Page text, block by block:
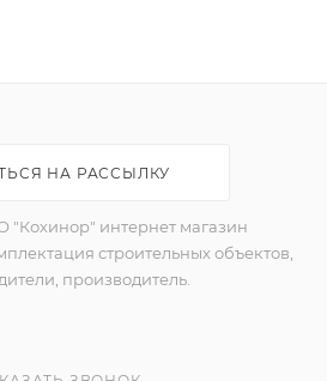
гидроизоляции.
НА РАССЫЛКУ
"Кохинор" интернет магазин
строительных объектов,
производитель.